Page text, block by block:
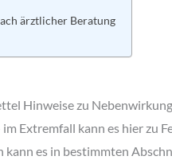
ärztlicher Beratung
Hinweise zu
Extremfall kann es hier zu
es in bestimmten